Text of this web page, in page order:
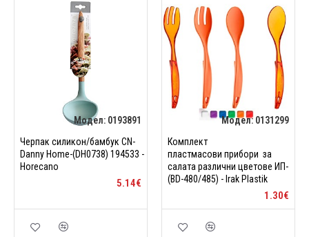
Модел: 0193891
Черпак силикон/бамбук CN-
Danny Home-(DH0738) 194533 -
Horecano
5.14€
Модел: 0131299
Комплект
пластмасови прибори за
салата различни цветове ИП-
(BD-480/485) - Irak Plastik
1.30€